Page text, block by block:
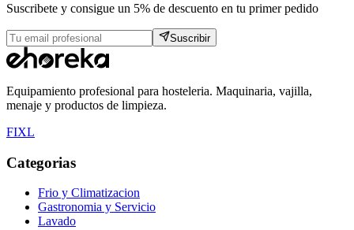
Suscribete y consigue un 5% de descuento en tu primer pedido
Suscribir
Equipamiento profesional para hosteleria. Maquinaria, vajilla,
menaje y productos de limpieza.
FIXL
Categorias
Frio y Climatizacion
Gastronomia y Servicio
Lavado